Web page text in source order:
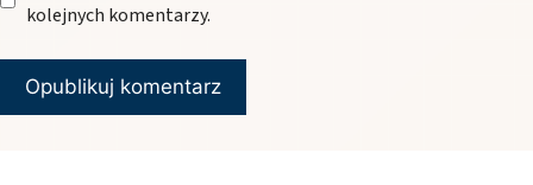
kolejnych komentarzy.